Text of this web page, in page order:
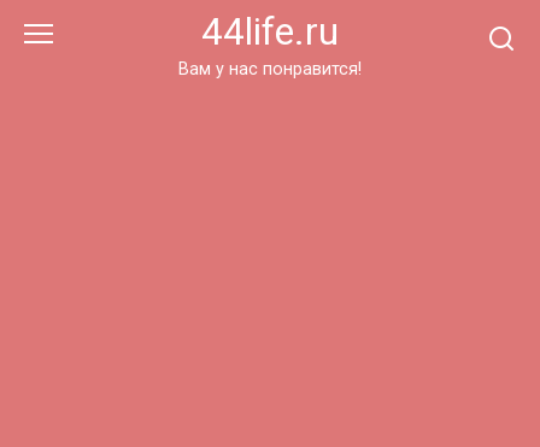
44life.ru
Вам у нас понравится!